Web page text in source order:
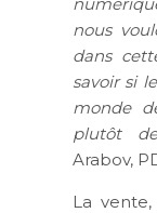
nous
dans
savoir si
monde
plutôt
Arabov,
La